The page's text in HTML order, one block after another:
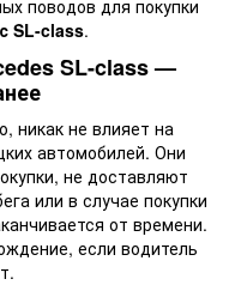
поводов для покупки
SL-class.
SL-class —
никак не влияет на
автомобилей. Они
не доставляют
или в случае покупки
от времени.
если водитель